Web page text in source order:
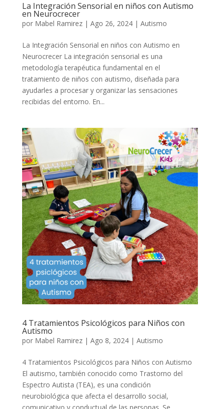
La Integración Sensorial en niños con Autismo
en Neurocrecer
por Mabel Ramirez| Ago 26, 2024| Autismo
La Integración Sensorial en niños con Autismo en
Neurocrecer La integración sensorial es una
metodología terapéutica fundamental en el
tratamiento de niños con autismo, diseñada para
ayudarles a procesar y organizar las sensaciones
recibidas del entorno. En...
4 Tratamientos Psicológicos para Niños con
Autismo
por Mabel Ramirez| Ago 8, 2024| Autismo
4 Tratamientos Psicológicos para Niños con Autismo
El autismo, también conocido como Trastorno del
Espectro Autista (TEA), es una condición
neurobiológica que afecta el desarrollo social,
comunicativo y conductual de las personas. Se